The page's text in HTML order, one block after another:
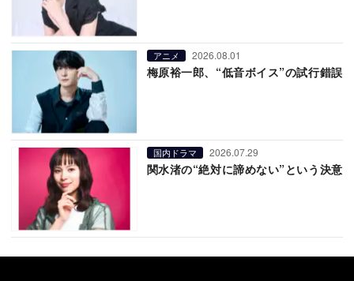
アニメ 2026.08.01
梅原裕一郎、“低音ボイス”の試行錯誤
国内ドラマ 2026.07.29
関水渚の“絶対に諦めない”という決意